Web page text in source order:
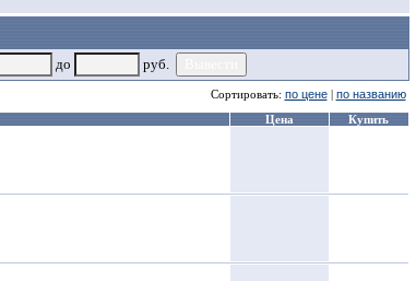
до руб.
Сортировать: по цене| по названию
Цена Купить